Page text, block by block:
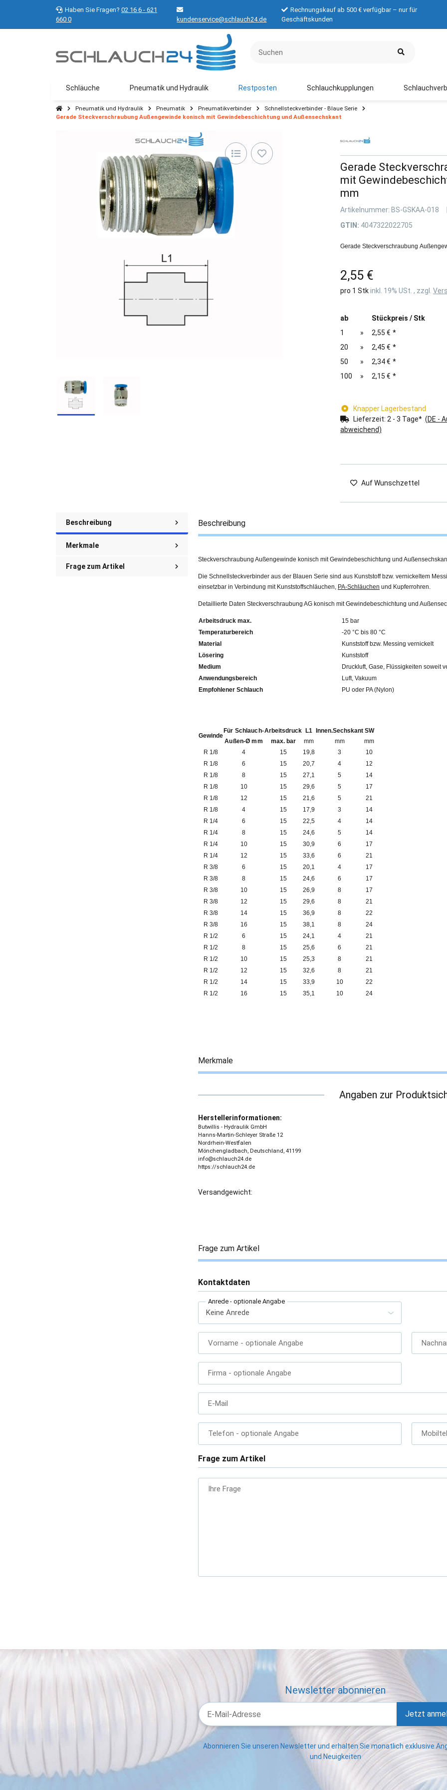
Haben Sie Fragen? 02 16 6 - 621
660 0
kundenservice@schlauch24.de
Rechnungskauf ab 500 € verfügbar – nur für
Geschäftskunden
Schläuche Pneumatik und Hydraulik Restposten Schlauchkupplungen
Pneumatik und Hydraulik Pneumatik Pneumatikverbinder
Schnellsteckverbinder - Blaue Serie
Gerade Steckverschraubung Außengewinde konisch mit Gewindebeschichtung und Außensechskant
Gerade
mit
mm
Artikelnummer: BS-GSKAA-018
GTIN: 4047322022705
Gerade Steckverschraubung
2,55 €
pro 1 Stkinkl. 19% USt. , zzgl.
ab
Stückpreis / Stk
1
» 2,55 € *
20
» 2,45 € *
50
» 2,34 € *
100
» 2,15 € *
Knapper Lagerbestand
Lieferzeit: 2 - 3 Tage* (DE -
abweichend)
Auf Wunschzettel
Beschreibung
Merkmale
Frage zum Artikel
Beschreibung
Steckverschraubung Außengewinde konisch mit Gewindebeschichtung und
Die Schnellsteckverbinder aus der Blauen Serie sind aus Kunststoff bzw. vernickeltem
einsetzbar in Verbindung mit Kunststoffschläuchen, PA-Schläuchen und Kupferrohren.
Detaillierte Daten Steckverschraubung AG konisch mit Gewindebeschichtung und
Arbeitsdruck max.
15 bar
Temperaturbereich
-20 °C bis 80 °C
Material
Kunststoff bzw. Messing vernickelt
Lösering
Kunststoff
Medium
Druckluft, Gase, Flüssigkeiten soweit
Anwendungsbereich
Luft, Vakuum
Empfohlener Schlauch
PU oder PA (Nylon)
Gewinde
Für Schlauch-
Außen-Ø mm
Arbeitsdruck
max. bar
L1
mm
Innen.Sechskant
mm
SW
mm
R 1/8
4 15 19,8 3
10
R 1/8
6 15 20,7 4
12
R 1/8
8 15 27,1 5
14
R 1/8
10 15 29,6 5
17
R 1/8
12 15 21,6 5
21
R 1/8
4 15 17,9 3
14
R 1/4
6 15 22,5 4
14
R 1/4
8 15 24,6 5
14
R 1/4
10 15 30,9 6
17
R 1/4
12 15 33,6 6
21
R 3/8
6 15 20,1 4
17
R 3/8
8 15 24,6 6
17
R 3/8
10 15 26,9 8
17
R 3/8
12 15 29,6 8
21
R 3/8
14 15 36,9 8
22
R 3/8
16 15 38,1 8
24
R 1/2
6 15 24,1 4
21
R 1/2
8 15 25,6 6
21
R 1/2
10 15 25,3 8
21
R 1/2
12 15 32,6 8
21
R 1/2
14 15 33,9 10
22
R 1/2
16 15 35,1 10 24
Merkmale
Angaben zur
Herstellerinformationen:
Butwillis - Hydraulik GmbH
Hanns-Martin-Schleyer Straße 12
Nordrhein-Westfalen
Mönchengladbach, Deutschland, 41199
info@schlauch24.de
https://schlauch24.de
Versandgewicht:
Frage zum Artikel
Kontaktdaten
Anrede - optionale Angabe
Vorname - optionale Angabe
Firma - optionale Angabe
E-Mail
Telefon - optionale Angabe
Frage zum Artikel
Ihre Frage
Newsletter abonnieren
Jetzt
Abonnieren Sie unseren Newsletter und erhalten Sie monatlich exklusive
und Neuigkeiten